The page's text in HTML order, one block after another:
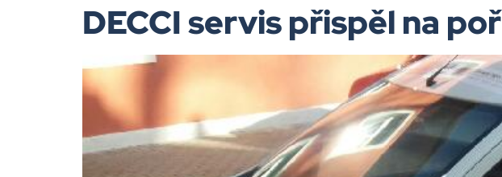
DECCI servis přispěl na